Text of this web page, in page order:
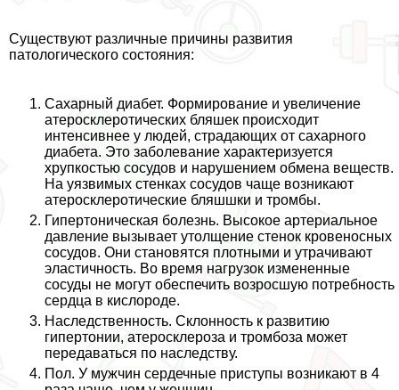
Существуют различные причины развития
патологического состояния:
Сахарный диабет. Формирование и увеличение
атеросклеротических бляшек происходит
интенсивнее у людей, страдающих от сахарного
диабета. Это заболевание хаpaктеризуется
хрупкостью сосудов и нарушением обмена веществ.
На уязвимых стенках сосудов чаще возникают
атеросклеротические бляшшки и тромбы.
Гипертоническая болезнь. Высокое артериальное
давление вызывает утолщение стенок кровеносных
сосудов. Они становятся плотными и утрачивают
эластичность. Во время нагрузок измененные
сосуды не могут обеспечить возросшую потребность
сердца в кислороде.
Наследственность. Склонность к развитию
гипертонии, атеросклероза и тромбоза может
передаваться по наследству.
Пол. У мужчин сердечные приступы возникают в 4